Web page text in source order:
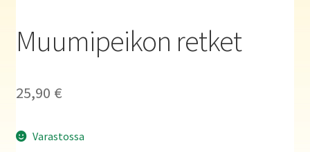
Muumipeikon retket
25,90 €
Varastossa